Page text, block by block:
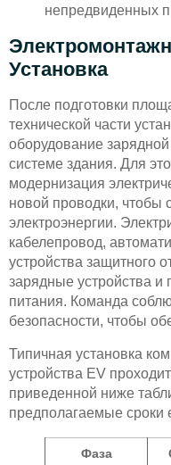
непредвиденных
Установка
После подготовки
технической части
оборудование зарядной
системе здания. Для
модернизация
новой проводки, чтобы
электроэнергии.
кабелепровод,
устройства защитного
зарядные устройства и
питания. Команда
безопасности, чтобы
Типичная установка
устройства EV
приведенной ниже
предполагаемые сроки
Фаза